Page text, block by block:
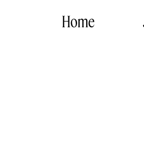
Home